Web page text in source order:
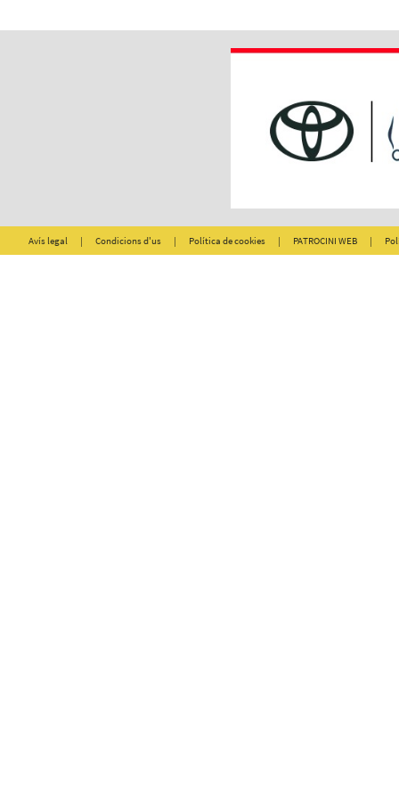
Avís legal | Condicions d'us | Política de cookies | PATROCINI WEB |